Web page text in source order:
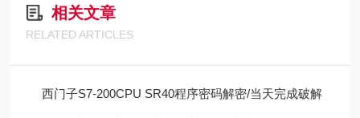
相关文章
RELATED ARTICLES
西门子S7-200CPU SR40程序密码解密/当天完成破解